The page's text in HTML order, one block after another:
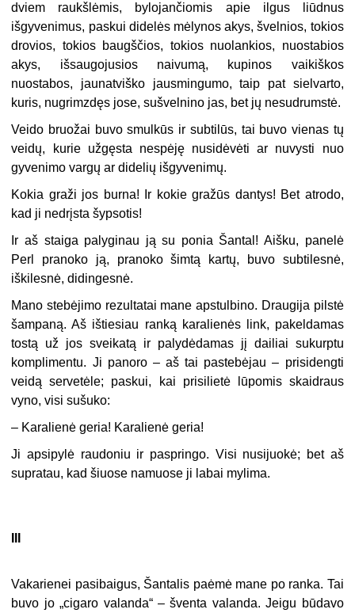
dviem raukšlėmis, bylojančiomis apie ilgus liūdnus
išgyvenimus, paskui didelės mėlynos akys, švelnios, tokios
drovios, tokios baugščios, tokios nuolankios, nuostabios
akys, išsaugojusios naivumą, kupinos vaikiškos
nuostabos, jaunatviško jausmingumo, taip pat sielvarto,
kuris, nugrimzdęs jose, sušvelnino jas, bet jų nesudrumstė.
Veido bruožai buvo smulkūs ir subtilūs, tai buvo vienas tų
veidų, kurie užgęsta nespėję nusidėvėti ar nuvysti nuo
gyvenimo vargų ar didelių išgyvenimų.
Kokia graži jos burna! Ir kokie gražūs dantys! Bet atrodo,
kad ji nedrįsta šypsotis!
Ir aš staiga palyginau ją su ponia Šantal! Aišku, panelė
Perl pranoko ją, pranoko šimtą kartų, buvo subtilesnė,
iškilesnė, didingesnė.
Mano stebėjimo rezultatai mane apstulbino. Draugija pilstė
šampaną. Aš ištiesiau ranką karalienės link, pakeldamas
tostą už jos sveikatą ir palydėdamas jį dailiai sukurptu
komplimentu. Ji panoro – aš tai pastebėjau – prisidengti
veidą servetėle; paskui, kai prisilietė lūpomis skaidraus
vyno, visi sušuko:
– Karalienė geria! Karalienė geria!
Ji apsipylė raudoniu ir paspringo. Visi nusijuokė; bet aš
supratau, kad šiuose namuose ji labai mylima.
Vakarienei pasibaigus, Šantalis paėmė mane po ranka. Tai
buvo jo „cigaro valanda“ – šventa valanda. Jeigu būdavo